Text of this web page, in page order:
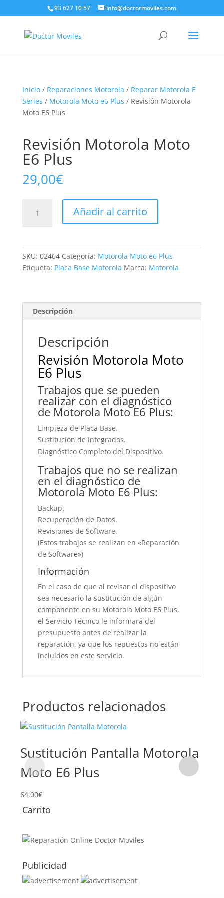
93 627 10 57 info@doctormoviles.com
Inicio/ Reparaciones Motorola / Reparar Motorola E
Series / Motorola Moto e6 Plus / Revisión Motorola
Moto E6 Plus
Revisión Motorola Moto
E6 Plus
29,00€
Motorola
cantidad
Añadir al carrito
SKU: 02464 Categoría: Motorola Moto e6 Plus
Etiqueta: Placa Base Motorola Marca: Motorola
Descripción
Descripción
Revisión Motorola Moto
E6 Plus
Trabajos que se pueden
realizar con el diagnóstico
de Motorola Moto E6 Plus:
Limpieza de Placa Base.
Sustitución de Integrados.
Diagnóstico Completo del Dispositivo.
Trabajos que no se realizan
en el diagnóstico de
Motorola Moto E6 Plus:
Backup.
Recuperación de Datos.
Revisiones de Software.
(Estos trabajos se realizan en «Reparación
de Software»)
Información
En el caso de que al revisar el dispositivo
sea necesario la sustitución de algún
componente en su Motorola Moto E6 Plus,
el Servicio Técnico le informará del
presupuesto antes de realizar la
reparación, ya que los repuestos no están
incluídos en este servicio.
Productos relacionados
Sustitución Pantalla Motorola
Moto E6 Plus
64,00€
Carrito
Publicidad